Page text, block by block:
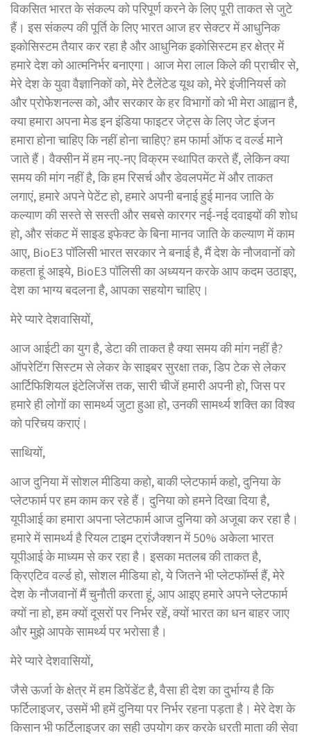
विकसित भारत के संकल्प को परिपूर्ण करने के लिए पूरी ताकत से जुटे
हैं। इस संकल्प की पूर्ति के लिए भारत आज हर सेक्टर में आधुनिक
इकोसिस्टम तैयार कर रहा है और आधुनिक इकोसिस्टम हर क्षेत्र में
हमारे देश को आत्मनिर्भर बनाएगा। आज मेरा लाल किले की प्राचीर से,
मेरे देश के युवा वैज्ञानिकों को, मेरे टैलेंटेड यूथ को, मेरे इंजीनियर्स को
और प्रोफेशनल्स को, और सरकार के हर विभागों को भी मेरा आह्वान है,
क्या हमारा अपना मेड इन इंडिया फाइटर जेट्स के लिए जेट इंजन
हमारा होना चाहिए कि नहीं होना चाहिए? हम फार्मा ऑफ द वर्ल्ड माने
जाते हैं। वैक्सीन में हम नए-नए विक्रम स्थापित करते हैं, लेकिन क्या
समय की मांग नहीं है, कि हम रिसर्च और डेवलपमेंट में और ताकत
लगाएं, हमारे अपने पेटेंट हो, हमारे अपनी बनाई हुई मानव जाति के
कल्याण की सस्ते से सस्ती और सबसे कारगर नई-नई दवाइयों की शोध
हो, और संकट में साइड इफेक्ट के बिना मानव जाति के कल्याण में काम
आए, BioE3 पॉलिसी भारत सरकार ने बनाई है, मैं देश के नौजवानों को
कहता हूं आइये, BioE3 पॉलिसी का अध्ययन करके आप कदम उठाइए,
देश का भाग्य बदलना है, आपका सहयोग चाहिए।
मेरे प्यारे देशवासियों,
आज आईटी का युग है, डेटा की ताकत है क्या समय की मांग नहीं है?
ऑपरेटिंग सिस्टम से लेकर के साइबर सुरक्षा तक, डिप टेक से लेकर
आर्टिफिशियल इंटेलिजेंस तक, सारी चीजें हमारी अपनी हो, जिस पर
हमारे ही लोगों का सामर्थ्य जुटा हुआ हो, उनकी सामर्थ्य शक्ति का विश्व
को परिचय कराएं।
साथियों,
आज दुनिया में सोशल मीडिया कहो, बाकी प्लेटफार्म कहो, दुनिया के
प्लेटफार्म पर हम काम कर रहे हैं। दुनिया को हमने दिखा दिया है,
यूपीआई का हमारा अपना प्लेटफार्म आज दुनिया को अजूबा कर रहा है।
हमारे में सामर्थ्य है रियल टाइम ट्रांजैक्शन में 50% अकेला भारत
यूपीआई के माध्यम से कर रहा है। इसका मतलब की ताकत है,
क्रिएटिव वर्ल्ड हो, सोशल मीडिया हो, ये जितने भी प्लेटफॉर्म्स हैं, मेरे
देश के नौजवानों मैं चुनौती करता हूं, आप आइए हमारे अपने प्लेटफार्म
क्यों ना हो, हम क्यों दूसरों पर निर्भर रहें, क्यों भारत का धन बाहर जाए
और मुझे आपके सामर्थ्य पर भरोसा है।
मेरे प्यारे देशवासियों,
जैसे ऊर्जा के क्षेत्र में हम डिपेंडेंट है, वैसा ही देश का दुर्भाग्य है कि
फर्टिलाइजर, उसमें भी हमें दुनिया पर निर्भर रहना पड़ता है। मेरे देश के
किसान भी फर्टिलाइजर का सही उपयोग कर करके धरती माता की सेवा